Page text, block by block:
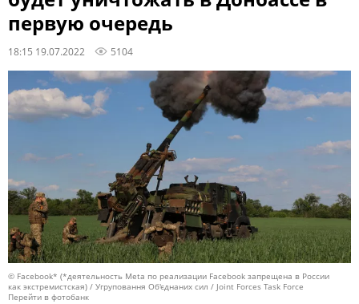
первую очередь
18:15 19.07.2022 5104
© Facebook* (*деятельность Meta по реализации Facebook запрещена в России
как экстремистская) / Угруповання Об'єднаних сил / Joint Forces Task Force
Перейти в фотобанк